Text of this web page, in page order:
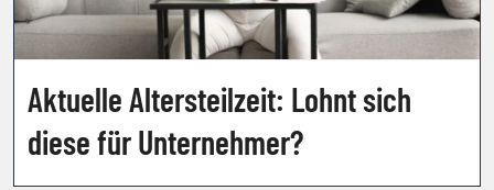
Aktuelle Altersteilzeit: Lohnt sich
diese für Unternehmer?